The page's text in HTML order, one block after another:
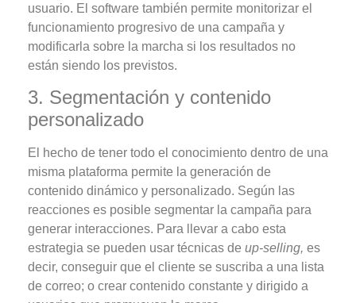
usuario. El software también permite monitorizar el
funcionamiento progresivo de una campaña y
modificarla sobre la marcha si los resultados no
están siendo los previstos.
3. Segmentación y contenido
personalizado
El hecho de tener todo el conocimiento dentro de una
misma plataforma permite la generación de
contenido dinámico y personalizado. Según las
reacciones es posible segmentar la campaña para
generar interacciones. Para llevar a cabo esta
estrategia se pueden usar técnicas de up-selling, es
decir, conseguir que el cliente se suscriba a una lista
de correo; o crear contenido constante y dirigido a